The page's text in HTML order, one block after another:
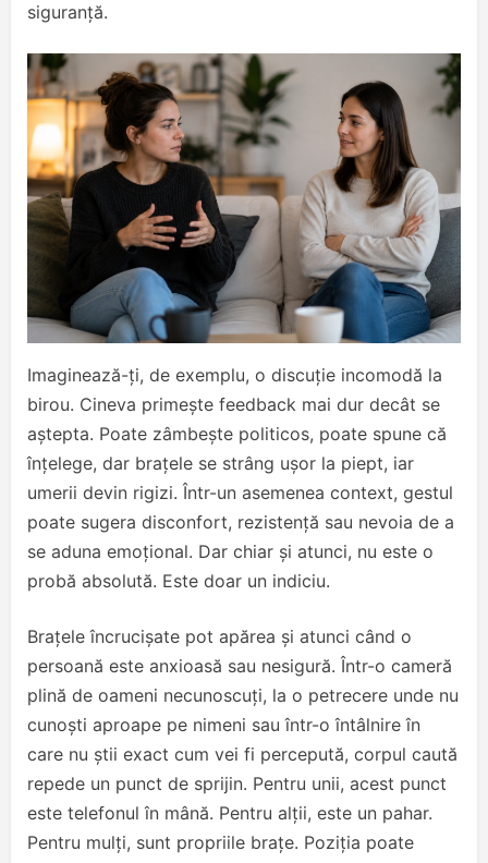
siguranță.
Imaginează-ți, de exemplu, o discuție incomodă la
birou. Cineva primește feedback mai dur decât se
aștepta. Poate zâmbește politicos, poate spune că
înțelege, dar brațele se strâng ușor la piept, iar
umerii devin rigizi. Într-un asemenea context, gestul
poate sugera disconfort, rezistență sau nevoia de a
se aduna emoțional. Dar chiar și atunci, nu este o
probă absolută. Este doar un indiciu.
Brațele încrucișate pot apărea și atunci când o
persoană este anxioasă sau nesigură. Într-o cameră
plină de oameni necunoscuți, la o petrecere unde nu
cunoști aproape pe nimeni sau într-o întâlnire în
care nu știi exact cum vei fi percepută, corpul caută
repede un punct de sprijin. Pentru unii, acest punct
este telefonul în mână. Pentru alții, este un pahar.
Pentru mulți, sunt propriile brațe. Poziția poate